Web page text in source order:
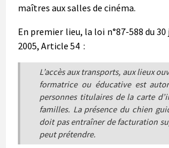
maîtres aux salles de cinéma.
En premier lieu, la loi n°87-588 du
2005, Article 54 :
L’accès aux transports, aux lieux
formatrice ou éducative est
personnes titulaires de la carte
familles. La présence du chien
doit pas entraîner de facturation
peut prétendre.